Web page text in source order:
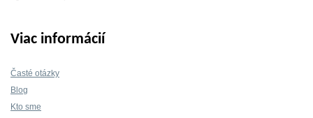
Viac informácií
Časté otázky
Blog
Kto sme